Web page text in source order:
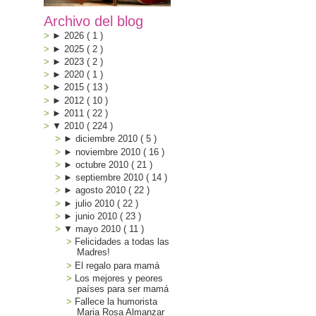
Archivo del blog
► 2026 ( 1 )
► 2025 ( 2 )
► 2023 ( 2 )
► 2020 ( 1 )
► 2015 ( 13 )
► 2012 ( 10 )
► 2011 ( 22 )
▼ 2010 ( 224 )
► diciembre 2010 ( 5 )
► noviembre 2010 ( 16 )
► octubre 2010 ( 21 )
► septiembre 2010 ( 14 )
► agosto 2010 ( 22 )
► julio 2010 ( 22 )
► junio 2010 ( 23 )
▼ mayo 2010 ( 11 )
Felicidades a todas las
Madres!
El regalo para mamá
Los mejores y peores
países para ser mamá
Fallece la humorista
Maria Rosa Almanzar